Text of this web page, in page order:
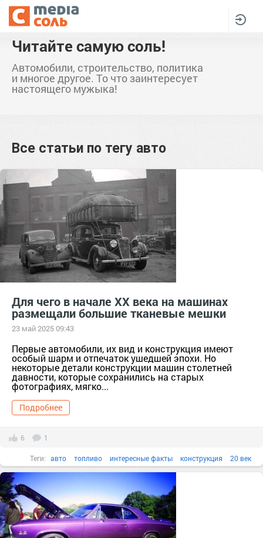
Читайте самую соль!
Автомобили, строительство, политика
и многое другое. То что заинтересует
настоящего мужыка!
Все статьи по тегу авто
Для чего в начале ХХ века на машинах
размещали большие тканевые мешки
23 май 2025 09:43
Первые автомобили, их вид и конструкция имеют
особый шарм и отпечаток ушедшей эпохи. Но
некоторые детали конструкции машин столетней
давности, которые сохранились на старых
фотографиях, мягко...
Подробнее
6 1
Теги: авто топливо интересные факты конструкция 20 век
эпоха тканевые мешки